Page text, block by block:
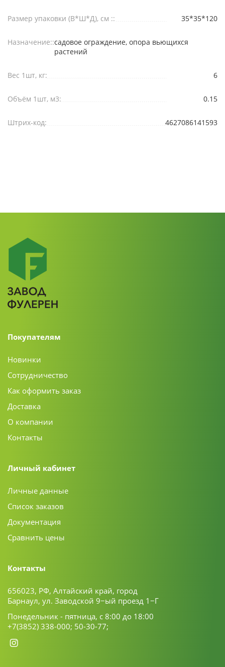
Размер упаковки (В*Ш*Д), см :: 35*35*120
Назначение::садовое ограждение, опора вьющихся
растений
Вес 1шт, кг: 6
Объём 1шт, м3: 0.15
Штрих-код: 4627086141593
Покупателям
Новинки
Сотрудничество
Как оформить заказ
Доставка
О компании
Контакты
Личный кабинет
Личные данные
Список заказов
Документация
Сравнить цены
Контакты
656023, РФ, Алтайский край, город
Барнаул, ул. Заводской 9−ый проезд 1−Г
Понедельник - пятница, с 8:00 до 18:00
+7(3852) 338-000; 50-30-77;